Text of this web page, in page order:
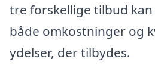
tre forskellige tilbud
både omkostninger og
ydelser, der tilbydes.